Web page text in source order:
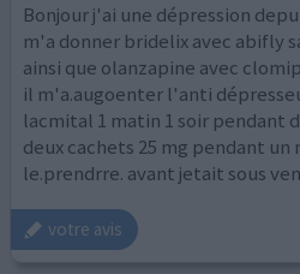
Bonjour j'ai une dépression
m'a donner bridelix avec abifly
ainsi que olanzapine avec
il m'a.augoenter l'anti
lacmital 1 matin 1 soir pendant
deux cachets 25 mg pendant un
le.prendrre. avant jetait sous
votre avis